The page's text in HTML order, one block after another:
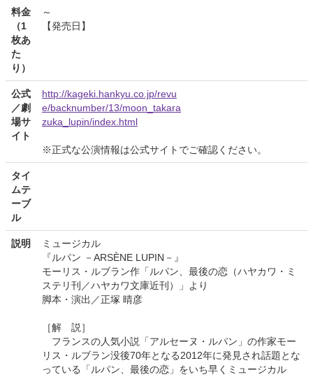
料金
（1
枚あ
た
り）
～
【発売日】
公式
／劇
場サ
イト
http://kageki.hankyu.co.jp/revu
e/backnumber/13/moon_takara
zuka_lupin/index.html
※正式な公演情報は公式サイトでご確認ください。
タイ
ムテ
ーブ
ル
説明
ミュージカル
『ルパン －ARSÈNE LUPIN－』
モーリス・ルブラン作「ルパン、最後の恋（ハヤカワ・ミ
ステリ刊／ハヤカワ文庫近刊）」より
脚本・演出／正塚 晴彦
［解 説］
フランスの人気小説「アルセーヌ・ルパン」の作家モー
リス・ルブラン没後70年となる2012年に発見され話題とな
っている「ルパン、最後の恋」をいち早くミュージカル